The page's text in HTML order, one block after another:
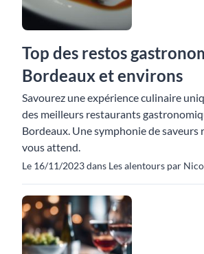
Top des restos
Bordeaux et environs
Savourez une expérience culinaire
des meilleurs restaurants
Bordeaux. Une symphonie de saveurs
vous attend.
Le 16/11/2023 dans Les alentours par